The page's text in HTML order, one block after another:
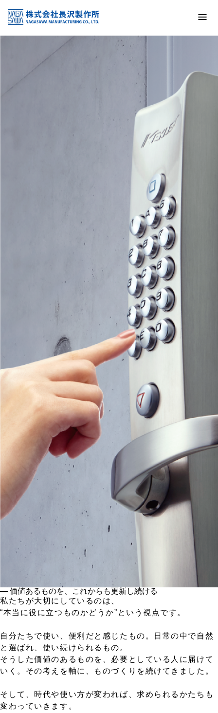
NAGASAWA MFG. CO., LTD.
信頼と技術で未来の安全を支える
― 価値あるものを、これからも更新し続ける
私たちが大切にしているのは、
“本当に役に立つものかどうか”という視点です。
自分たちで使い、便利だと感じたもの。日常の中で自然
と選ばれ、使い続けられるもの。
そうした価値のあるものを、必要としている人に届けて
いく。その考えを軸に、ものづくりを続けてきました。
そして、時代や使い方が変われば、求められるかたちも
変わっていきます。